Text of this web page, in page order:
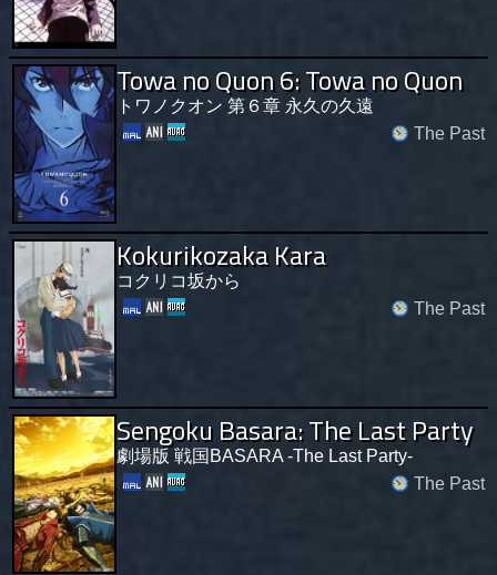
Towa no Quon 6: Towa no Quon
トワノクオン 第６章 永久の久遠
The Past
Kokurikozaka Kara
コクリコ坂から
The Past
Sengoku Basara: The Last Party
劇場版 戦国BASARA -The Last Party-
The Past